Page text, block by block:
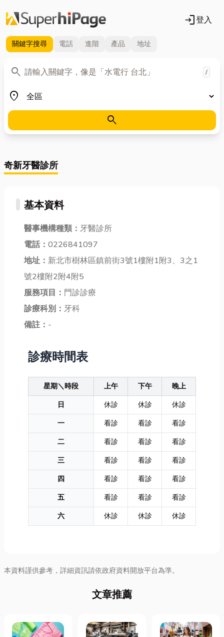
login登入
關鍵字搜尋 電話 進階 產品 地址
search
關鍵字 /
place
地區
search
奇新牙醫診所
基本資料
醫事機構種類： 牙醫診所
電話： 0226841097
地址： 新北市樹林區鎮前街3號1樓附1附3、3之1
號2樓附2附4附5
服務項目： 門診診療
診療科別： 牙科
備註： -
診療時間表
星期＼時段 上午 下午
晚上
日
休診 休診
休診
一
看診 看診
看診
二
看診 看診
看診
三
看診 看診
看診
四
看診 看診
看診
五
看診 看診
看診
六
休診 休診 休診
本資料謹供參考，詳細資訊請依政府資料開放平台為準。
文章推薦